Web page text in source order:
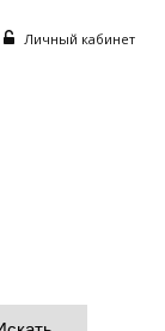
Личный кабинет